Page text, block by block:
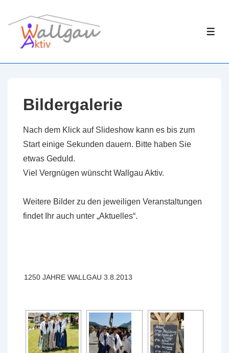
Zum
Bildergalerie
Nach dem Klick auf Slideshow kann es bis zum
Start einige Sekunden dauern. Bitte haben Sie
etwas Geduld.
Viel Vergnügen wünscht Wallgau Aktiv.
Weitere Bilder zu den jeweiligen Veranstaltungen
findet Ihr auch unter „Aktuelles“.
1250 JAHRE WALLGAU 3.8.2013